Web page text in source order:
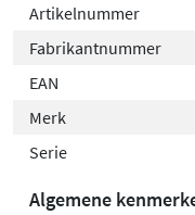
Artikelnummer
Fabrikantnummer
EAN
Merk
Serie
Algemene